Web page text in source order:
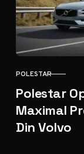
KATEGORI
POLESTAR
Polestar
Maximal
Din Volvo